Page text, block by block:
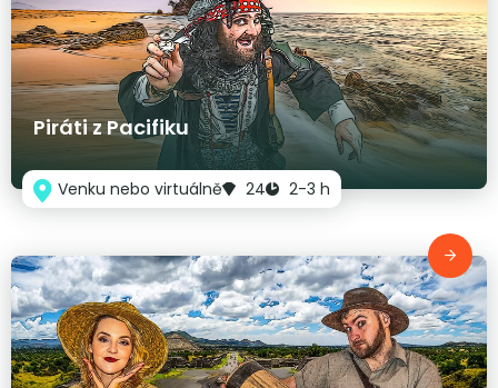
Piráti z Pacifiku
Venku nebo virtuálně 24 2-3 h